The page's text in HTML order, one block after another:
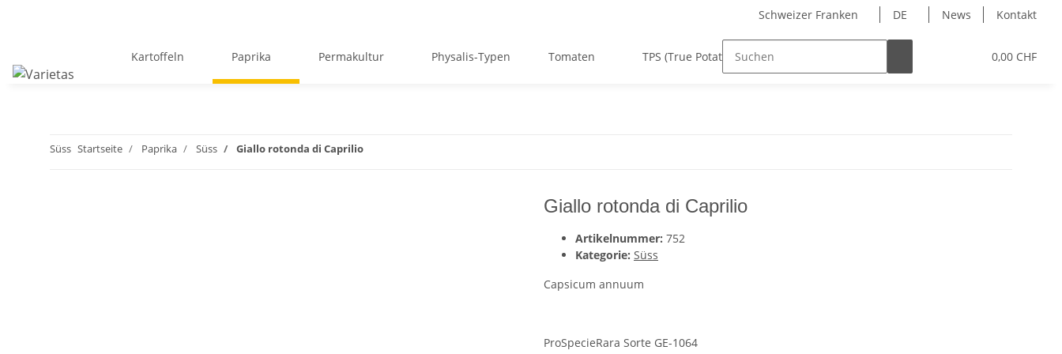
Schweizer Franken DE News Kontakt
0,00 CHF
Kartoffeln Paprika Permakultur Physalis-Typen Tomaten TPS (True Potato Seed)
Süss Startseite Paprika Süss Giallo rotonda di Caprilio
Giallo rotonda di Caprilio
Artikelnummer: 752
Kategorie: Süss
Capsicum annuum
ProSpecieRara Sorte GE-1064